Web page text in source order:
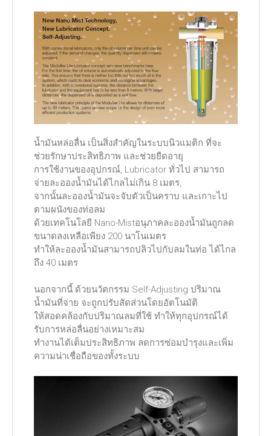
น้ำมันหล่อลื่น เป็นสิ่งสำคัญในระบบนิวแมติก ที่จะ
ช่วยรักษาประสิทธิภาพ และช่วยยืดอายุ
การใช้งานของอุปกรณ์, Lubricator ทั่วไป สามารถ
จ่ายละอองน้ำมันได้ไกลไม่เกิน 8 เมตร,
จากนั้นละอองน้ำมันจะจับตัวเป็นคราบ และเกาะไป
ตามผนังของท่อลม
ด้วยเทคโนโลยี Nano-Mistอนุภาคละอองน้ำมันถูกลด
ขนาดลงเหลือเพียง 200 นาโนเมตร
ทำให้ละอองน้ำมันสามารถปลิวไปกับลมในท่อ ได้ไกล
ถึง 40 เมตร
นอกจากนี้ ด้วยนวัตกรรม Self-Adjusting ปริมาณ
น้ำมันที่จ่าย จะถูกปรับสัดส่วนโดยอัตโนมัติ
ให้สอดคล้องกับปริมาณลมที่ใช้ ทำให้ทุกอุปกรณ์ได้
รับการหล่อลื่นอย่างเหมาะสม
ทำงานได้เต็มประสิทธิภาพ ลดการซ่อมบำรุงและเพิ่ม
ความน่าเชื่อถือของทั้งระบบ